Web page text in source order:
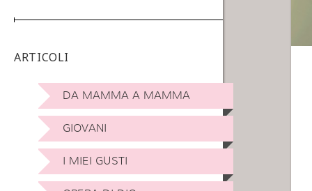
ARTICOLI
DA MAMMA A MAMMA
GIOVANI
I MIEI GUSTI